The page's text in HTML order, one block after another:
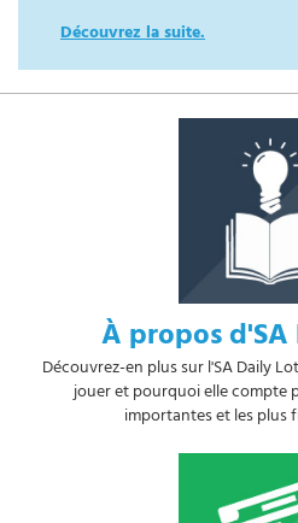
Découvrez la suite.
À propos
Découvrez-en plus sur l'SA Daily
jouer et pourquoi elle compte
importantes et les plus